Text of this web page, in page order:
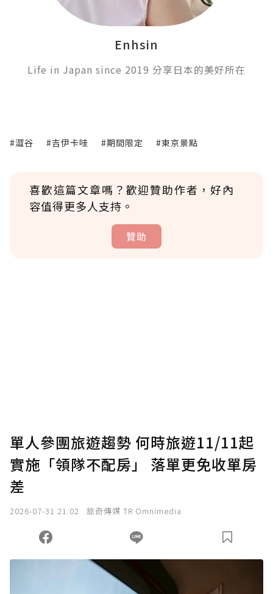
Enhsin
Life in Japan since 2019 分享日本的美好所在
#澀谷 #吉伊卡哇 #期間限定 #東京景點
喜歡這篇文章嗎？歡迎贊助作者，好內
容值得更多人支持。
贊助
確認送出
您當前剩餘 U 利點數：0點；前往 購買點數
單人參團旅遊趨勢 何時旅遊11/11起
實施「領隊不配房」 落單更免收單房
差
2026-07-31 21:02 旅奇傳媒 TR Omnimedia